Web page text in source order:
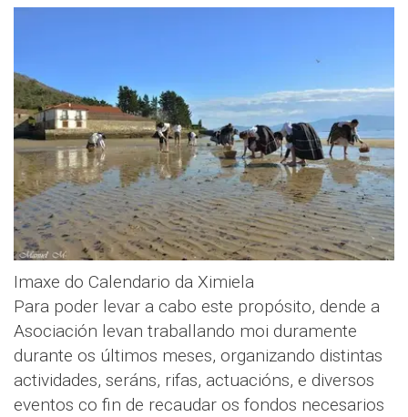
Imaxe do Calendario da Ximiela
Para poder levar a cabo este propósito, dende a
Asociación levan traballando moi duramente
durante os últimos meses, organizando distintas
actividades, seráns, rifas, actuacións, e diversos
eventos co fin de recaudar os fondos necesarios